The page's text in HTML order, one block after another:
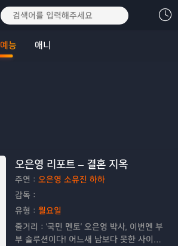
예능 애니
오은영 리포트 – 결혼 지옥
주연： 오은영 소유진 하하
감독：
유형： 월요일
줄거리： '국민 멘토' 오은영 박사, 이번엔 부
부 솔루션이다! 어느새 남보다 못한 사이가